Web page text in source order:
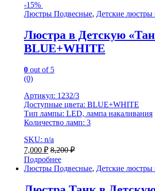
-15%
Люстры Подвесные, Детские люстры
Люстра в Детскую
BLUE+WHITE
0 out of 5
(0)
Артикул: 1232/3
Доступные цвета: BLUE+WHITE
Тип лампы: LED, лампа накаливания
Количество ламп: 3
SKU: n/a
7,000 ₽ 8,200₽
Подробнее
Люстры Подвесные, Детские люстры